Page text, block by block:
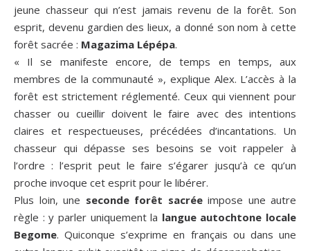
jeune chasseur qui n’est jamais revenu de la forêt. Son
esprit, devenu gardien des lieux, a donné son nom à cette
forêt sacrée : Magazima Lépépa.
« Il se manifeste encore, de temps en temps, aux
membres de la communauté », explique Alex. L’accès à la
forêt est strictement réglementé. Ceux qui viennent pour
chasser ou cueillir doivent le faire avec des intentions
claires et respectueuses, précédées d’incantations. Un
chasseur qui dépasse ses besoins se voit rappeler à
l’ordre : l’esprit peut le faire s’égarer jusqu’à ce qu’un
proche invoque cet esprit pour le libérer.
Plus loin, une seconde forêt sacréeimpose une autre
règle : y parler uniquementla langue autochtone locale
Begome. Quiconque s’exprime en français ou dans une